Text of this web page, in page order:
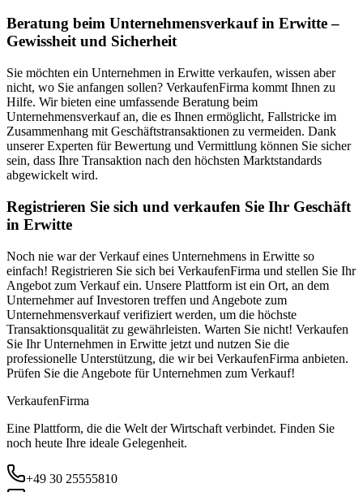
Beratung beim Unternehmensverkauf in Erwitte –
Gewissheit und Sicherheit
Sie möchten ein Unternehmen in Erwitte verkaufen, wissen aber
nicht, wo Sie anfangen sollen? VerkaufenFirma kommt Ihnen zu
Hilfe. Wir bieten eine umfassende Beratung beim
Unternehmensverkauf an, die es Ihnen ermöglicht, Fallstricke im
Zusammenhang mit Geschäftstransaktionen zu vermeiden. Dank
unserer Experten für Bewertung und Vermittlung können Sie sicher
sein, dass Ihre Transaktion nach den höchsten Marktstandards
abgewickelt wird.
Registrieren Sie sich und verkaufen Sie Ihr Geschäft
in Erwitte
Noch nie war der Verkauf eines Unternehmens in Erwitte so
einfach! Registrieren Sie sich bei VerkaufenFirma und stellen Sie Ihr
Angebot zum Verkauf ein. Unsere Plattform ist ein Ort, an dem
Unternehmer auf Investoren treffen und Angebote zum
Unternehmensverkauf verifiziert werden, um die höchste
Transaktionsqualität zu gewährleisten. Warten Sie nicht! Verkaufen
Sie Ihr Unternehmen in Erwitte jetzt und nutzen Sie die
professionelle Unterstützung, die wir bei VerkaufenFirma anbieten.
Prüfen Sie die Angebote für Unternehmen zum Verkauf!
VerkaufenFirma
Eine Plattform, die die Welt der Wirtschaft verbindet. Finden Sie
noch heute Ihre ideale Gelegenheit.
+49 30 25555810